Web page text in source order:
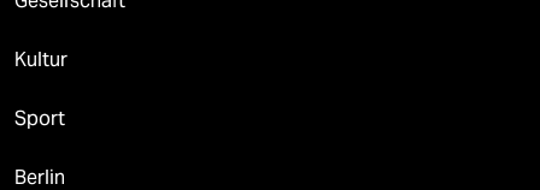
Kultur
Sport
Berlin